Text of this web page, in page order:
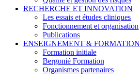
RECHERCHE ET INNOVATION
Les essais et études cliniques
Fonctionnement et organisation
Publications
ENSEIGNEMENT & FORMATION
Formation initiale
Bergonié Formation
Organismes partenaires